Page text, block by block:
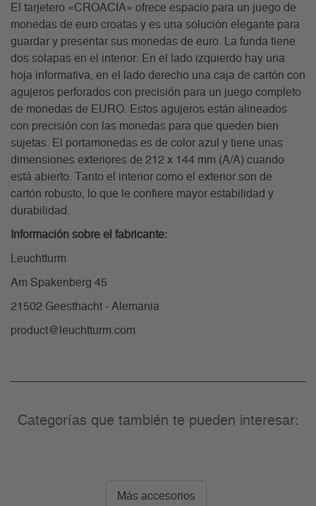
El tarjetero «CROACIA» ofrece espacio para un juego de
monedas de euro croatas y es una solución elegante para
guardar y presentar sus monedas de euro. La funda tiene
dos solapas en el interior: En el lado izquierdo hay una
hoja informativa, en el lado derecho una caja de cartón con
agujeros perforados con precisión para un juego completo
de monedas de EURO. Estos agujeros están alineados
con precisión con las monedas para que queden bien
sujetas. El portamonedas es de color azul y tiene unas
dimensiones exteriores de 212 x 144 mm (A/A) cuando
está abierto. Tanto el interior como el exterior son de
cartón robusto, lo que le confiere mayor estabilidad y
durabilidad.
Información sobre el fabricante:
Leuchtturm
Am Spakenberg 45
21502 Geesthacht - Alemania
product@leuchtturm.com
Categorías que también te pueden interesar:
Más accesorios